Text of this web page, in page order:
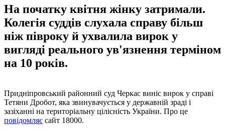
На початку квітня жінку затримали.
Колегія суддів слухала справу більш
ніж півроку й ухвалила вирок у
вигляді реального ув'язнення терміном
на 10 років.
Придніпровський районний суд Черкас виніс вирок у справі
Тетяни Дробот, яка звинувачується у державній зраді і
зазіханні на територіальну цілісність України. Про це
повідомляє сайт 18000.